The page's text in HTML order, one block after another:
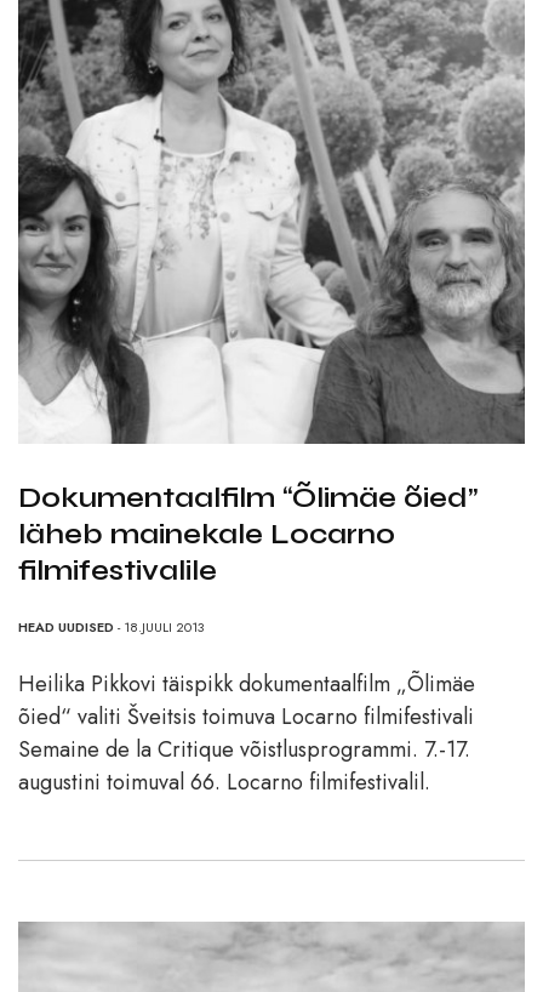
Dokumentaalfilm “Õlimäe õied”
läheb mainekale Locarno
filmifestivalile
HEAD UUDISED - 18.JUULI 2013
Heilika Pikkovi täispikk dokumentaalfilm „Õlimäe
õied“ valiti Šveitsis toimuva Locarno filmifestivali
Semaine de la Critique võistlusprogrammi. 7.-17.
augustini toimuval 66. Locarno filmifestivalil.